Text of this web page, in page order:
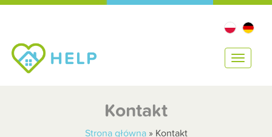
T
Kontakt
Strona główna» Kontakt